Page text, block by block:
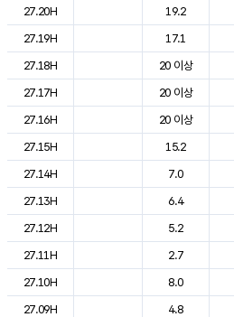
27.20H
19.2
27.19H
17.1
27.18H
20 이상
27.17H
20 이상
27.16H
20 이상
27.15H
15.2
27.14H
7.0
27.13H
6.4
27.12H
5.2
27.11H
2.7
27.10H
8.0
27.09H
4.8